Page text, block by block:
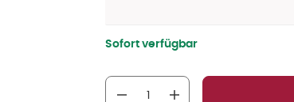
Sofort verfügbar